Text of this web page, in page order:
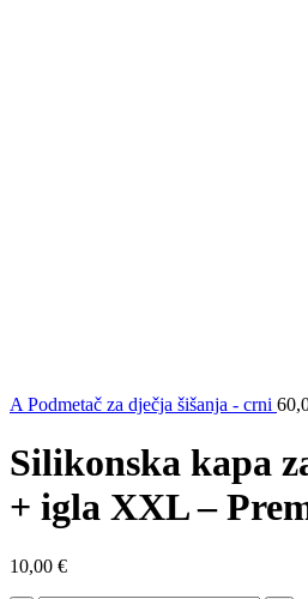
A Podmetač za dječja šišanja - crni
Silikonska kapa
+ igla XXL –
10,00 €